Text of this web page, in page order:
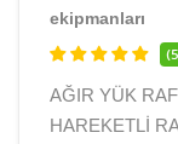
ekipmanları
AĞIR YÜK
HAREKETLİ